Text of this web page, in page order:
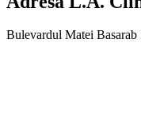
Bulevardul Matei